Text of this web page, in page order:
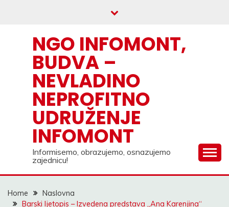
NGO INFOMONT,
BUDVA –
NEVLADINO
NEPROFITNO
UDRUŽENJE
INFOMONT
Informisemo, obrazujemo, osnazujemo
zajednicu!
Home
Naslovna
Barski ljetopis – Izvedena predstava „Ana Karenjina“